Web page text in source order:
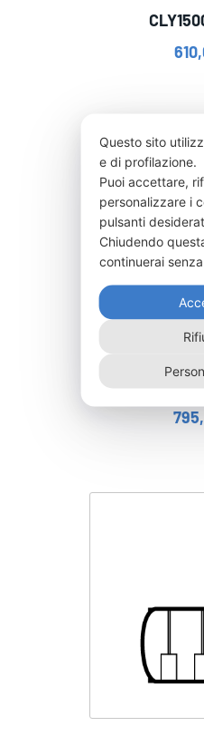
Questo sito
e di profilazione.
Puoi accettare,
personalizzare i
pulsanti
Chiudendo
continuerai